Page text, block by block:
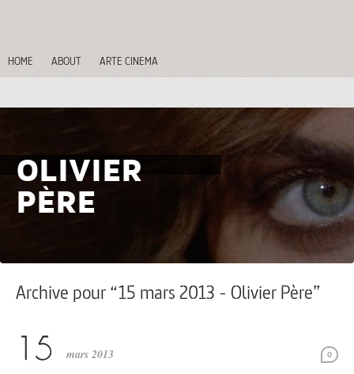
HOME ABOUT ARTE CINEMA
OLIVIER
PÈRE
Archive pour “15 mars 2013 - Olivier Père”
0
mars 2013